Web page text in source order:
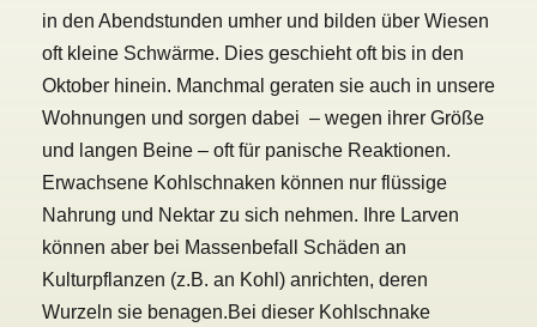
in den Abendstunden umher und bilden über Wiesen
oft kleine Schwärme. Dies geschieht oft bis in den
Oktober hinein. Manchmal geraten sie auch in unsere
Wohnungen und sorgen dabei – wegen ihrer Größe
und langen Beine – oft für panische Reaktionen.
Erwachsene Kohlschnaken können nur flüssige
Nahrung und Nektar zu sich nehmen. Ihre Larven
können aber bei Massenbefall Schäden an
Kulturpflanzen (z.B. an Kohl) anrichten, deren
Wurzeln sie benagen.Bei dieser Kohlschnake